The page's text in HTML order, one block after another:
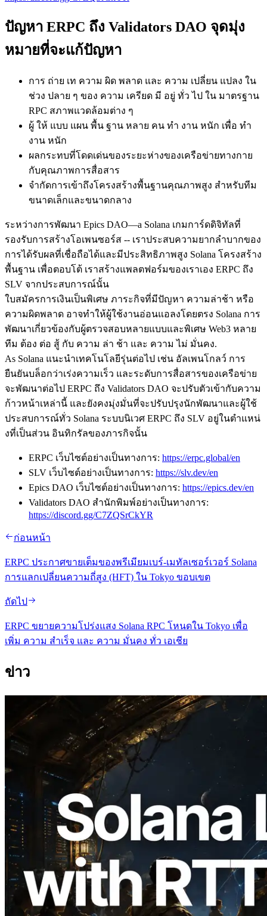
ปัญหา ERPC ถึง Validators DAO จุดมุ่ง
หมายที่จะแก้ปัญหา
การ ถ่าย เท ความ ผิด พลาด และ ความ เปลี่ยน แปลง ใน
ช่วง ปลาย ๆ ของ ความ เครียด มี อยู่ ทั่ว ไป ใน มาตรฐาน
RPC สภาพแวดล้อมต่าง ๆ
ผู้ ให้ แบบ แผน พื้น ฐาน หลาย คน ทํา งาน หนัก เพื่อ ทํา
งาน หนัก
ผลกระทบที่โดดเด่นของระยะห่างของเครือข่ายทางกาย
กับคุณภาพการสื่อสาร
จํากัดการเข้าถึงโครงสร้างพื้นฐานคุณภาพสูง สําหรับทีม
ขนาดเล็กและขนาดกลาง
ระหว่างการพัฒนา Epics DAO—a Solana เกมการ์ดดิจิทัลที่
รองรับการสร้างโอเพนซอร์ส -- เราประสบความยากลําบากของ
การได้รับผลที่เชื่อถือได้และมีประสิทธิภาพสูง Solana โครงสร้าง
พื้นฐาน เพื่อตอบโต้ เราสร้างแพลตฟอร์มของเราเอง ERPC ถึง
SLV จากประสบการณ์นั้น
ใบสมัครการเงินเป็นพิเศษ ภาระกิจที่มีปัญหา ความล่าช้า หรือ
ความผิดพลาด อาจทําให้ผู้ใช้งานอ่อนแอลงโดยตรง Solana การ
พัฒนาเกี่ยวข้องกับผู้ตรวจสอบหลายแบบและพิเศษ Web3 หลาย
ทีม ต้อง ต่อ สู้ กับ ความ ล่า ช้า และ ความ ไม่ มั่นคง.
As Solana แนะนําเทคโนโลยีรุ่นต่อไป เช่น อัลเพนโกลว์ การ
ยืนยันบล็อกว่าเร่งความเร็ว และระดับการสื่อสารของเครือข่าย
จะพัฒนาต่อไป ERPC ถึง Validators DAO จะปรับตัวเข้ากับความ
ก้าวหน้าเหล่านี้ และยังคงมุ่งมั่นที่จะปรับปรุงนักพัฒนาและผู้ใช้
ประสบการณ์ทั่ว Solana ระบบนิเวศ ERPC ถึง SLV อยู่ในตําแหน่
งที่เป็นส่วน อินทิกรัลของภารกิจนั้น
ERPC เว็บไซต์อย่างเป็นทางการ: https://erpc.global/en
SLV เว็บไซต์อย่างเป็นทางการ: https://slv.dev/en
Epics DAO เว็บไซต์อย่างเป็นทางการ: https://epics.dev/en
Validators DAO สํานักพิมพ์อย่างเป็นทางการ:
https://discord.gg/C7ZQSrCkYR
ก่อนหน้า
ERPC ประกาศขายเต็มของพรีเมียมเบร์-เมทัลเซอร์เวอร์ Solana
การแลกเปลี่ยนความถี่สูง (HFT) ใน Tokyo ขอบเขต
ถัดไป
ERPC ขยายความโปร่งแสง Solana RPC โหนดใน Tokyo เพื่อ
เพิ่ม ความ สําเร็จ และ ความ มั่นคง ทั่ว เอเชีย
ข่าว
2026.08.05
ERPC ขยาย Solana Leader Slot API ด้วย
การวัด Ping จาก 7 Region ทั่วโลก พร้อม
เปิดตัว Validators Information API